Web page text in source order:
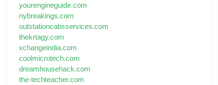
yourengineguide.com
nybreakings.com
outstationcabsservices.com
thekrtagy.com
xchangeindia.com
coolmicrotech.com
dreamhousehack.com
the-techteacher.com